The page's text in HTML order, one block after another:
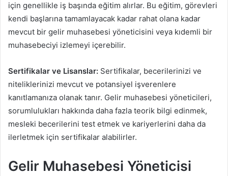
için genellikle iş başında eğitim alırlar. Bu eğitim, görevleri
kendi başlarına tamamlayacak kadar rahat olana kadar
mevcut bir gelir muhasebesi yöneticisini veya kıdemli bir
muhasebeciyi izlemeyi içerebilir.
Sertifikalar ve Lisanslar: Sertifikalar, becerilerinizi ve
niteliklerinizi mevcut ve potansiyel işverenlere
kanıtlamanıza olanak tanır. Gelir muhasebesi yöneticileri,
sorumlulukları hakkında daha fazla teorik bilgi edinmek,
mesleki becerilerini test etmek ve kariyerlerini daha da
ilerletmek için sertifikalar alabilirler.
Gelir Muhasebesi Yöneticisi